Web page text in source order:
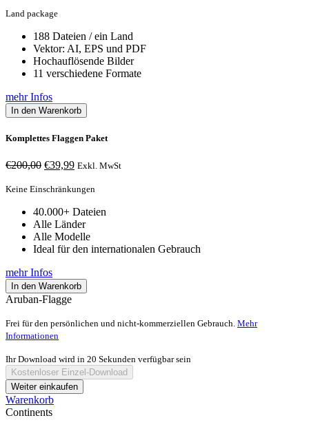
Land package
188 Dateien / ein Land
Vektor: AI, EPS und PDF
Hochauflösende Bilder
11 verschiedene Formate
mehr Infos
In den Warenkorb
Komplettes Flaggen Paket
€200,00 Ursprünglicher
war:
€39,99Aktueller
ist:
Exkl. MwSt
Keine Einschränkungen
40.000+ Dateien
Alle Länder
Alle Modelle
Ideal für den internationalen Gebrauch
mehr Infos
In den Warenkorb
Aruban-Flagge
Frei für den persönlichen und nicht-kommerziellen Gebrauch. Mehr
Informationen
Ihr Download wird in 20 Sekunden verfügbar sein
Kostenloser Einzel-Download
Weiter einkaufen
Warenkorb
Continents